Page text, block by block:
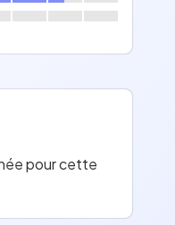
pour cette